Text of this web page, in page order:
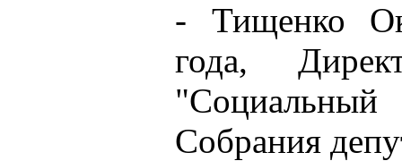
- Тищенко
года,
Собрания